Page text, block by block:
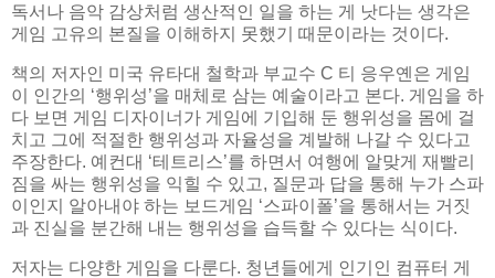
독서나 음악 감상처럼 생산적인 일을 하는 게 낫다는 생각은
게임 고유의 본질을 이해하지 못했기 때문이라는 것이다.
책의 저자인 미국 유타대 철학과 부교수 C 티 응우옌은 게임
이 인간의 ‘행위성’을 매체로 삼는 예술이라고 본다. 게임을 하
다 보면 게임 디자이너가 게임에 기입해 둔 행위성을 몸에 걸
치고 그에 적절한 행위성과 자율성을 계발해 나갈 수 있다고
주장한다. 예컨대 ‘테트리스’를 하면서 여행에 알맞게 재빨리
짐을 싸는 행위성을 익힐 수 있고, 질문과 답을 통해 누가 스파
이인지 알아내야 하는 보드게임 ‘스파이폴’을 통해서는 거짓
과 진실을 분간해 내는 행위성을 습득할 수 있다는 식이다.
저자는 다양한 게임을 다룬다. 청년들에게 인기인 컴퓨터 게